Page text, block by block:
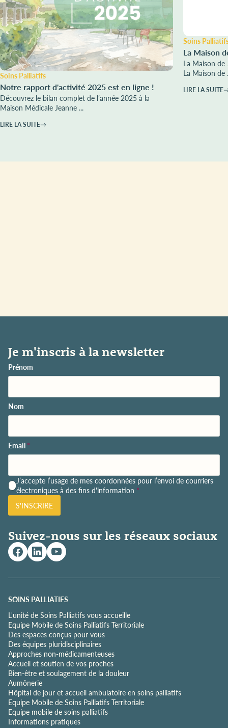
Soins Palliatifs
Notre rapport d'activité 2025 est en ligne !
Découvrez le bilan complet de l’année 2025 à la
Maison Médicale Jeanne ...
LIRE LA SUITE
Soins
La Maison
La Maison de
La Maison de
LIRE LA SUITE
Je m'inscris à la newsletter
Prénom
Nom
Email *
P
o
l
t
q
u
e
e
o
f
i
d
e
n
t
i
a
l
i
t
é
J’accepte l’usage de mes coordonnées pour l’envoi de courriers
électroniques à des fins d'information *
S'INSCRIRE
Suivez-nous sur les réseaux sociaux
SOINS PALLIATIFS
L'unité de Soins Palliatifs vous accueille
Equipe Mobile de Soins Palliatifs Territoriale
Des espaces conçus pour vous
Des équipes pluridisciplinaires
Approches non-médicamenteuses
Accueil et soutien de vos proches
Bien-être et soulagement de la douleur
Aumônerie
Hôpital de jour et accueil ambulatoire en soins palliatifs
Equipe Mobile de Soins Palliatifs Territoriale
Equipe mobile de soins palliatifs
Informations pratiques